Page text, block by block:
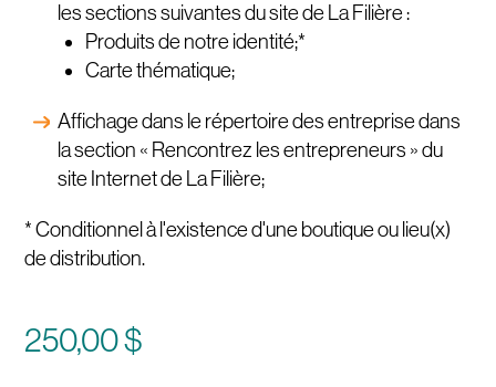
les sections suivantes du site de La Filière :
Produits de notre identité;*
Carte thématique;
Affichage dans le répertoire des entreprise dans
la section « Rencontrez les entrepreneurs » du
site Internet de La Filière;
* Conditionnel à l'existence d'une boutique ou lieu(x)
de distribution.
250,00$